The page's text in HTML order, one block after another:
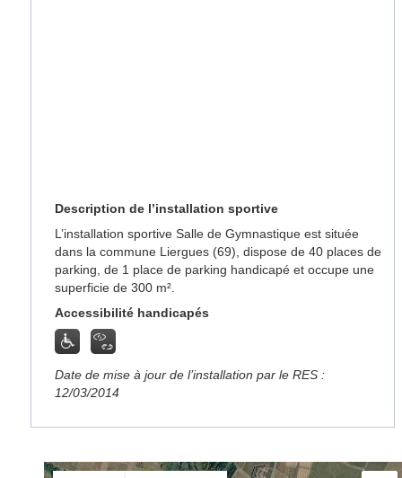
Description de l’installation sportive
L’installation sportive Salle de Gymnastique est située
dans la commune Liergues (69), dispose de 40 places de
parking, de 1 place de parking handicapé et occupe une
superficie de 300 m².
Accessibilité handicapés
Date de mise à jour de l’installation par le RES :
12/03/2014